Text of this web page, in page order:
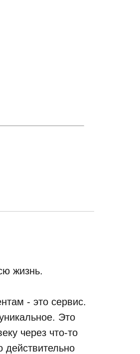
жизнь.
- это сервис.
Это
через что-то
действительно